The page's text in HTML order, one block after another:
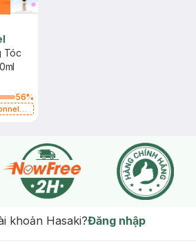
Tóc
56%
khoản Hasaki?Đăng nhập